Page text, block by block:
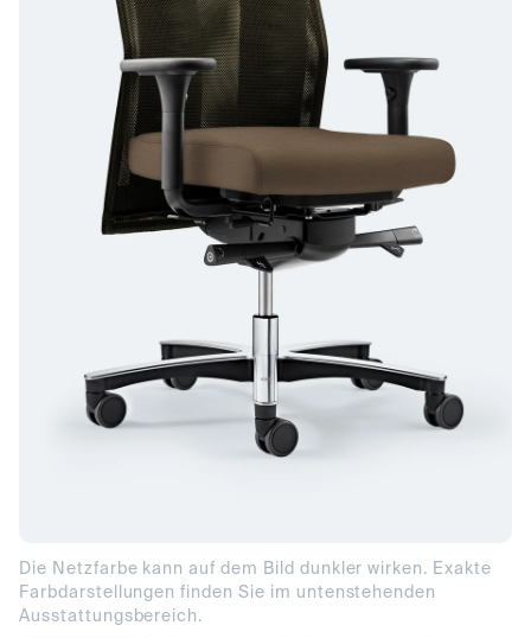
Die Netzfarbe kann auf dem Bild dunkler wirken. Exakte
Farbdarstellungen finden Sie im untenstehenden
Ausstattungsbereich.